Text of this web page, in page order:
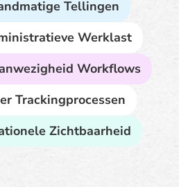
Tellingen
Werklast
Workflows
Trackingprocessen
Zichtbaarheid